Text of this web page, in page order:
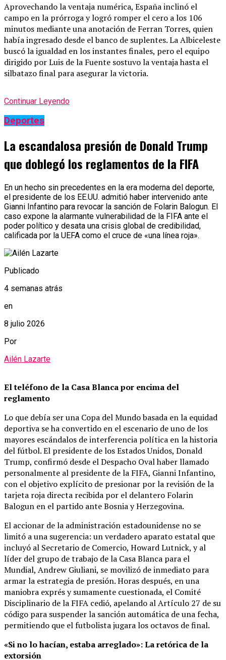
Aprovechando la ventaja numérica, España inclinó el
campo en la prórroga y logró romper el cero a los 106
minutos mediante una anotación de Ferran Torres, quien
había ingresado desde el banco de suplentes. La Albiceleste
buscó la igualdad en los instantes finales, pero el equipo
dirigido por Luis de la Fuente sostuvo la ventaja hasta el
silbatazo final para asegurar la victoria.
Continuar Leyendo
Deportes
La escandalosa presión de Donald Trump
que doblegó los reglamentos de la FIFA
En un hecho sin precedentes en la era moderna del deporte,
el presidente de los EE.UU. admitió haber intervenido ante
Gianni Infantino para revocar la sanción de Folarin Balogun. El
caso expone la alarmante vulnerabilidad de la FIFA ante el
poder político y desata una crisis global de credibilidad,
calificada por la UEFA como el cruce de «una línea roja».
Publicado
4 semanas atrás
en
8 julio 2026
Por
Ailén Lazarte
El teléfono de la Casa Blanca por encima del
reglamento
Lo que debía ser una Copa del Mundo basada en la equidad
deportiva se ha convertido en el escenario de uno de los
mayores escándalos de interferencia política en la historia
del fútbol. El presidente de los Estados Unidos, Donald
Trump, confirmó desde el Despacho Oval haber llamado
personalmente al presidente de la FIFA, Gianni Infantino,
con el objetivo explícito de presionar por la revisión de la
tarjeta roja directa recibida por el delantero Folarin
Balogun en el partido ante Bosnia y Herzegovina.
El accionar de la administración estadounidense no se
limitó a una sugerencia: un verdadero aparato estatal que
incluyó al Secretario de Comercio, Howard Lutnick, y al
líder del grupo de trabajo de la Casa Blanca para el
Mundial, Andrew Giuliani, se movilizó de inmediato para
armar la estrategia de presión. Horas después, en una
maniobra exprés y sumamente cuestionada, el Comité
Disciplinario de la FIFA cedió, apelando al Artículo 27 de su
código para suspender la sanción automática de una fecha,
permitiendo que el futbolista jugara los octavos de final.
«Si no lo hacían, estaba arreglado»: La retórica de la
extorsión